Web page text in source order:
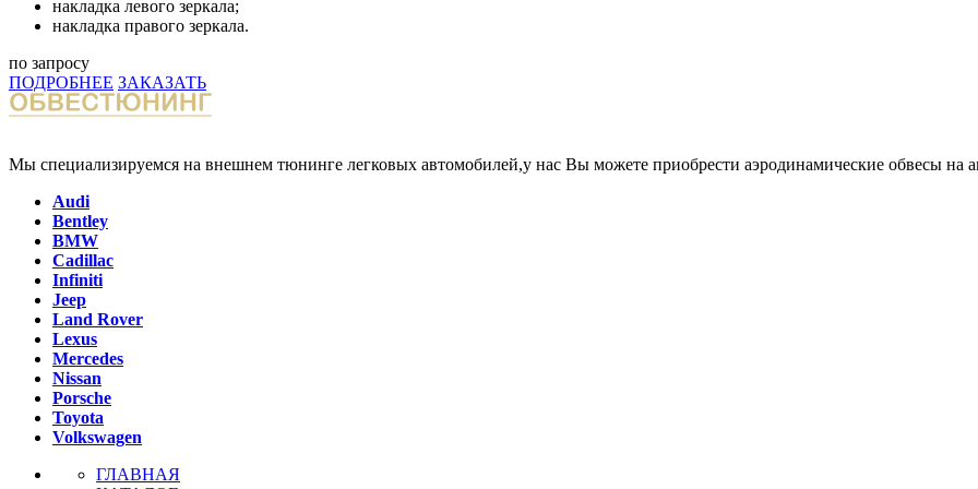
накладка левого зеркала;
накладка правого зеркала.
по запросу
ПОДРОБНЕЕ ЗАКАЗАТЬ
Мы специализируемся на внешнем тюнинге легковых автомобилей,у нас Вы можете приобрести аэродинамические обвесы на
Audi
Bentley
BMW
Cadillac
Infiniti
Jeep
Land Rover
Lexus
Mercedes
Nissan
Porsche
Toyota
Volkswagen
ГЛАВНАЯ